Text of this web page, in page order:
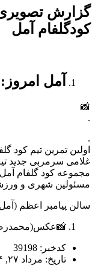
گزارش تصویری
کودگلفام آمل
آمل امروز:
📸
.
.
اولین تمرین تیم کود
غلامی سرمربی جدید
مجموعه کود گلفام
مسئولین شهری و
سالن پیامبر اعظم
کدخبر: 39198
تاریخ: مرداد ۲۷, ۱۴۰۴